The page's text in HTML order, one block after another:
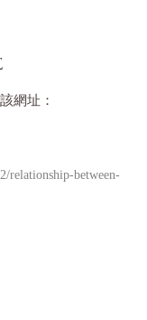
網址：
relationship-between-